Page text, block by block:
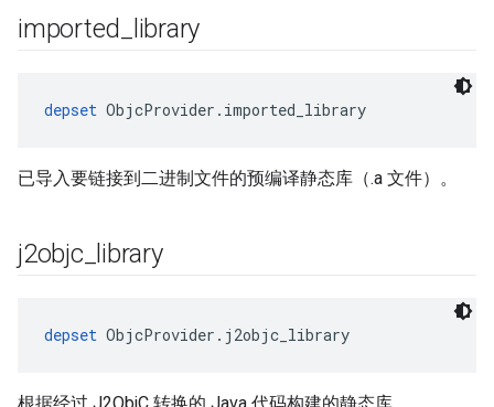
imported library
depset ObjcProvider.imported_library
已导入要链接到二进制文件的预编译静态库（.a 文件）。
j2objc library
depset ObjcProvider.j2objc_library